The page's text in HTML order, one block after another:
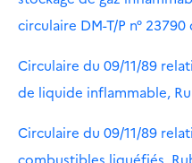
circulaire DM-T/P n°
Circulaire du 09/11/89
de liquide inflammable,
Circulaire du 09/11/89